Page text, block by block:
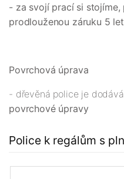
- za svojí prací si
prodlouženou záruku 5 let
Povrchová úprava
- dřevěná police je
povrchové úpravy
Police k regálům s